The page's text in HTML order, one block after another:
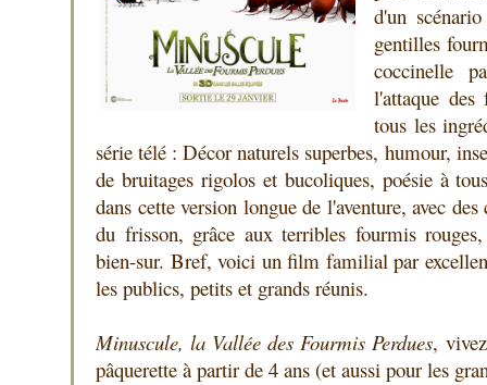
d'un
gentilles
coccinelle
l'attaque
tous les
série télé : Décor naturels superbes, humour,
de bruitages rigolos et bucoliques, poésie à
dans cette version longue de l'aventure, avec
du frisson, grâce aux terribles fourmis
bien-sur. Bref, voici un film familial par
les publics, petits et grands réunis.
Minuscule, la Vallée des Fourmis Perdues,
pâquerette à partir de 4 ans (et aussi pour les